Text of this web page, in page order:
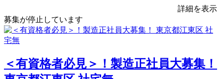
詳細を表示
募集が停止しています
＜有資格者必見＞！製造正社員大募集！